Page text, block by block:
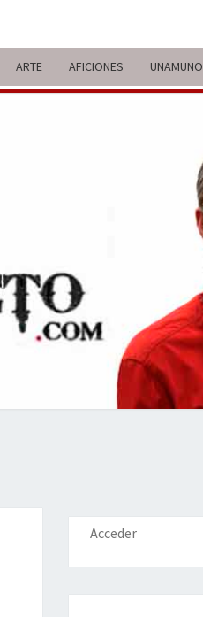
ARTE AFICIONES UNAMUNO
Y
Acceder